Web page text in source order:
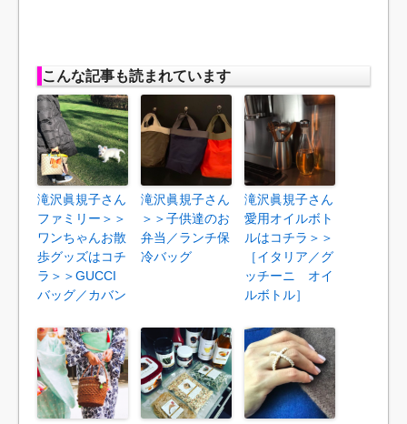
こんな記事も読まれています
滝沢眞規子さん
ファミリー＞＞
ワンちゃんお散
歩グッズはコチ
ラ＞＞GUCCI
バッグ／カバン
滝沢眞規子さん
＞＞子供達のお
弁当／ランチ保
冷バッグ
滝沢眞規子さん
愛用オイルボト
ルはコチラ＞＞
［イタリア／グ
ッチーニ オイ
ルボトル］